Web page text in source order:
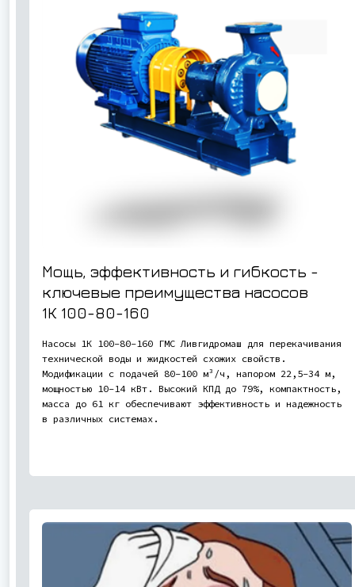
Мощь, эффективность и гибкость -
ключевые преимущества насосов
1К 100-80-160
Насосы 1К 100-80-160 ГМС Ливгидромаш для перекачивания
технической воды и жидкостей схожих свойств.
Модификации с подачей 80-100 м³/ч, напором 22,5-34 м,
мощностью 10-14 кВт. Высокий КПД до 79%, компактность,
масса до 61 кг обеспечивают эффективность и надежность
в различных системах.